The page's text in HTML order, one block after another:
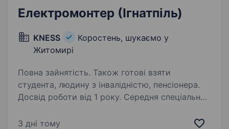
Електромонтер (Ігнатпіль)
KNESS
Коростень, шукаємо у
Житомирі
Повна зайнятість. Також готові взяти
студента, людину з інвалідністю, пенсіонера.
Досвід роботи від 1 року. Середня спеціальна
заснована у 2009 році, яка розробляє
3 дні тому